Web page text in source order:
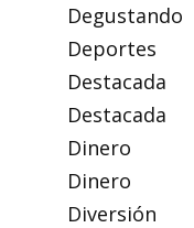
Degustando
Deportes
Destacada
Destacada
Dinero
Dinero
Diversión